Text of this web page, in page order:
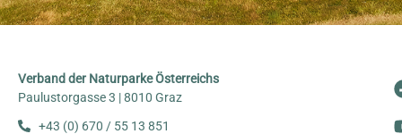
Verband der Naturparke Österreichs
Paulustorgasse 3 | 8010 Graz
+43 (0) 670 / 55 13 851